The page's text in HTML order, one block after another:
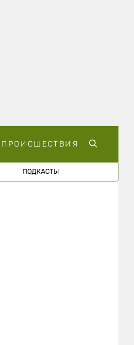
ПРОИСШЕСТВИЯ
ПОДКАСТЫ